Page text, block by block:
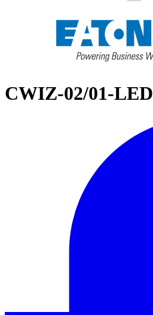
CWIZ-02/01-LED